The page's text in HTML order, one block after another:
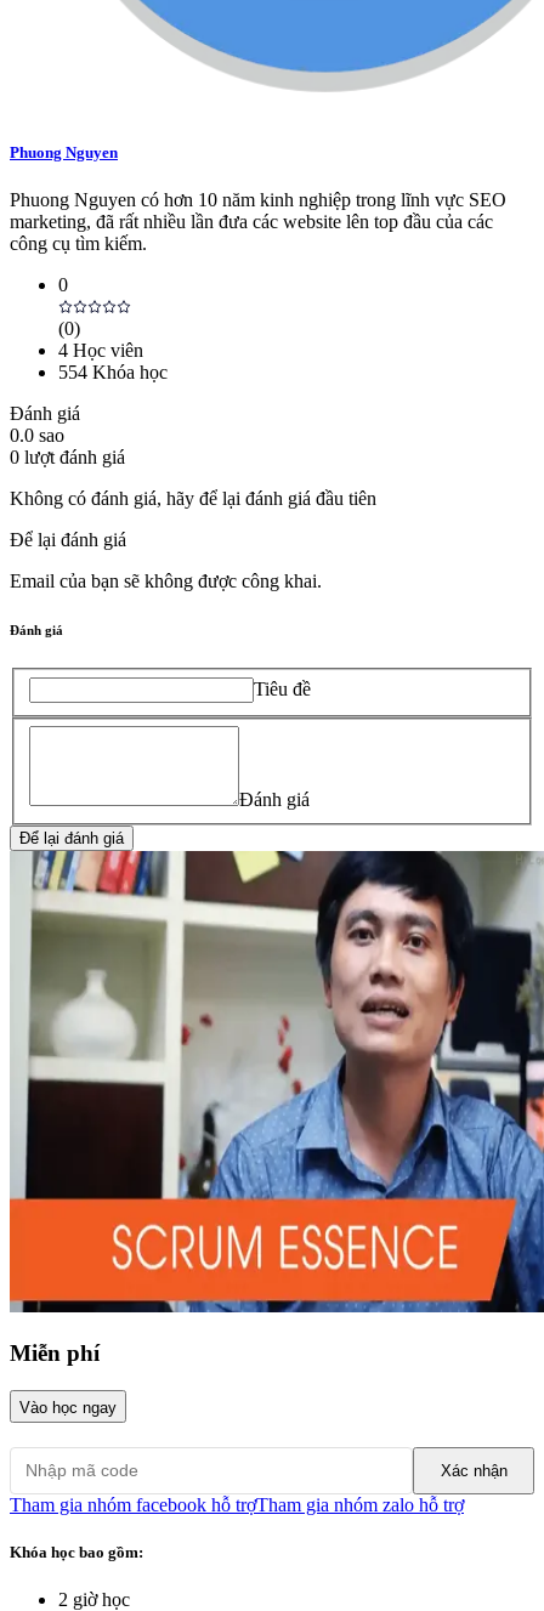
Phuong Nguyen
Phuong Nguyen có hơn 10 năm kinh nghiệp trong lĩnh vực SEO
marketing, đã rất nhiều lần đưa các website lên top đầu của các
công cụ tìm kiếm.
0
(0)
4 Học viên
554 Khóa học
Đánh giá
0.0 sao
0 lượt đánh giá
Không có đánh giá, hãy để lại đánh giá đầu tiên
Để lại đánh giá
Email của bạn sẽ không được công khai.
Đánh giá
Tiêu đề
Đánh giá
Để lại đánh giá
Miễn phí
Vào học ngay
Xác nhận
Tham gia nhóm facebook hỗ trợTham gia nhóm zalo hỗ trợ
Khóa học bao gồm:
2 giờ học